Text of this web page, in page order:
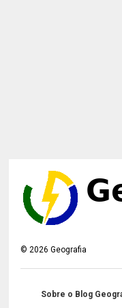
©2026 Geografia
Sobre o Blog